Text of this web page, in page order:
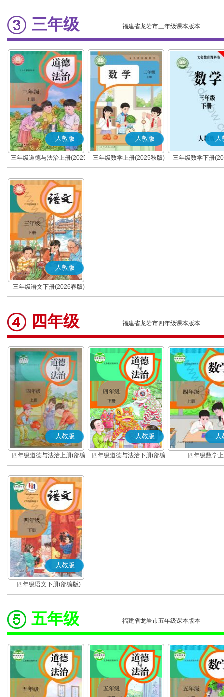
三年级 福建省龙岩市三年级课本版本
人教版
三年级道德与法治上册(2025
秋版)(部编版)
人教版
三年级数学上册(2025秋版)
人
三年级数学下册
人教版
三年级语文下册(2026春版)
(部编版)
四年级 福建省龙岩市四年级课本版本
人教版
四年级道德与法治上册(部编
版)
人教版
四年级道德与法治下册(部编
版)
人
四年级数学
人教版
四年级语文下册(部编版)
五年级 福建省龙岩市五年级课本版本